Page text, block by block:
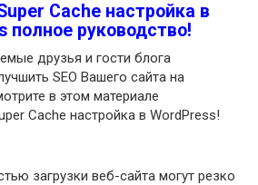
Cache настройка в
полное руководство!
друзья и гости блога
SEO Вашего сайта на
в этом материале
Cache настройка в WordPress!
загрузки веб-сайта могут резко